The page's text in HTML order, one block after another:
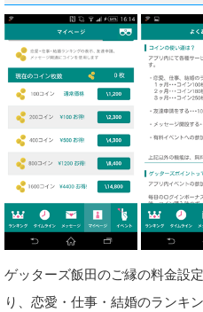
ゲッターズ飯田のご縁の料金設
り、恋愛・仕事・結婚のランキ